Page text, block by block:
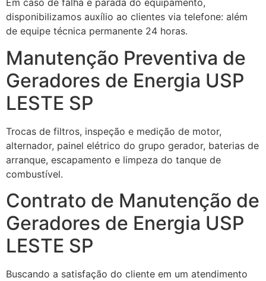
Em caso de falha e parada do equipamento,
disponibilizamos auxílio ao clientes via telefone: além
de equipe técnica permanente 24 horas.
Manutenção Preventiva de
Geradores de Energia USP
LESTE SP
Trocas de filtros, inspeção e medição de motor,
alternador, painel elétrico do grupo gerador, baterias de
arranque, escapamento e limpeza do tanque de
combustível.
Contrato de Manutenção de
Geradores de Energia USP
LESTE SP
Buscando a satisfação do cliente em um atendimento